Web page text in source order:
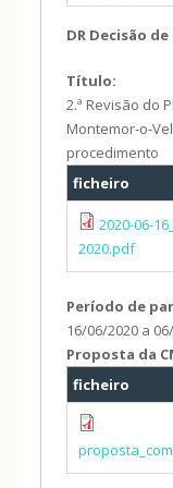
DR Decisão
Título:
2.ª Revisão do
Montemor-o-
procedimento
ficheiro
2020-06-
2020.pdf
Período de
16/06/2020 a
Proposta da
ficheiro